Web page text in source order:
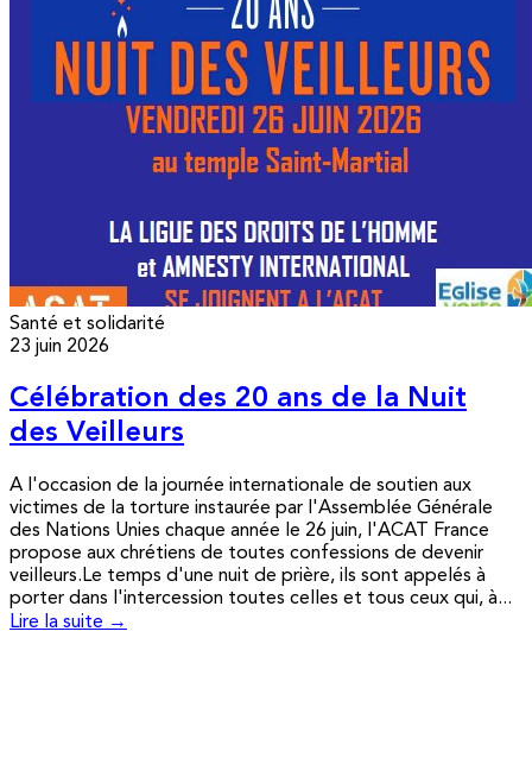
Santé et solidarité
23 juin 2026
Célébration des 20 ans de la Nuit
des Veilleurs
A l'occasion de la journée internationale de soutien aux
victimes de la torture instaurée par l'Assemblée Générale
des Nations Unies chaque année le 26 juin, l'ACAT France
propose aux chrétiens de toutes confessions de devenir
veilleurs.Le temps d'une nuit de prière, ils sont appelés à
porter dans l'intercession toutes celles et tous ceux qui, à...
Lire la suite →